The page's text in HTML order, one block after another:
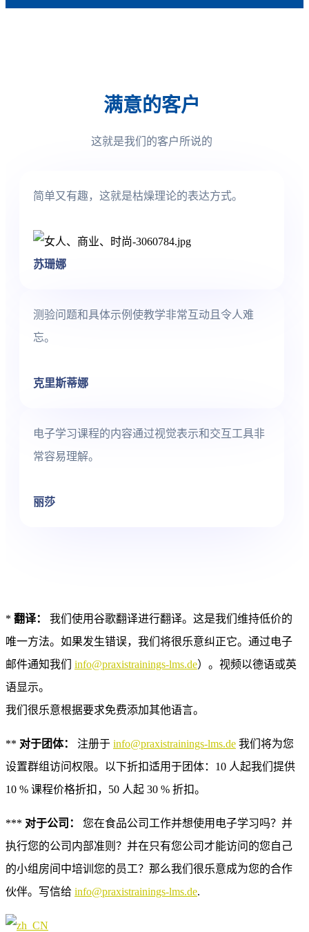
满意的客户
这就是我们的客户所说的
简单又有趣，这就是枯燥理论的表达方式。
苏珊娜
测验问题和具体示例使教学非常互动且令人难
忘。
克里斯蒂娜
电子学习课程的内容通过视觉表示和交互工具非
常容易理解。
丽莎
* 翻译：
我们使用谷歌翻译进行翻译。这是我们维持低价的
唯一方法。如果发生错误，我们将很乐意纠正它。通过电子
邮件通知我们 info@praxistrainings-lms.de）。视频以德语或英
语显示。
我们很乐意根据要求免费添加其他语言。
** 对于团体： 注册于 info@praxistrainings-lms.de 我们将为您
设置群组访问权限。以下折扣适用于团体：10 人起我们提供
10 % 课程价格折扣，50 人起 30 % 折扣。
*** 对于公司： 您在食品公司工作并想使用电子学习吗？并
执行您的公司内部准则？并在只有您公司才能访问的您自己
的小组房间中培训您的员工？那么我们很乐意成为您的合作
伙伴。写信给 info@praxistrainings-lms.de.